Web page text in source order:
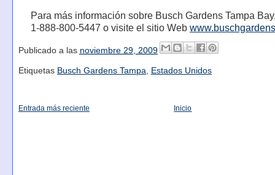
Para más información sobre Busch Gardens Tampa
1-888-800-5447 o visite el sitio Web
Publicado a las noviembre 29, 2009
Etiquetas Busch Gardens Tampa, Estados Unidos
Entrada más reciente Inicio